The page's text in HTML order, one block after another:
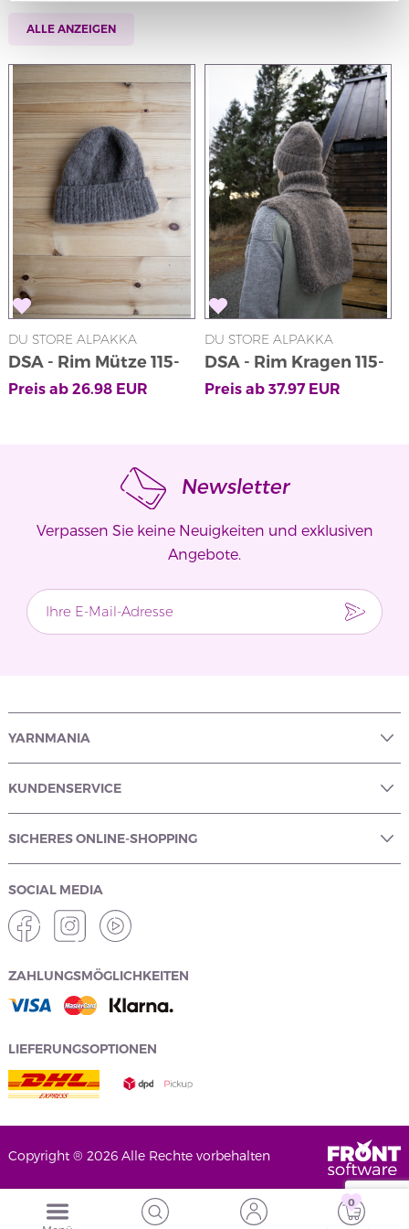
ALLE ANZEIGEN
DU STORE ALPAKKA
DSA - Rim Mütze 115-
06
Preis ab 26.98EUR
DU STORE ALPAKKA
DSA - Rim Kragen 115-
08
Preis ab 37.97EUR
Newsletter
Verpassen Sie keine Neuigkeiten und exklusiven
Angebote.
YARNMANIA
KUNDENSERVICE
SICHERES ONLINE-SHOPPING
SOCIAL MEDIA
ZAHLUNGSMÖGLICHKEITEN
LIEFERUNGSOPTIONEN
Copyright ® 2026 Alle Rechte vorbehalten
0